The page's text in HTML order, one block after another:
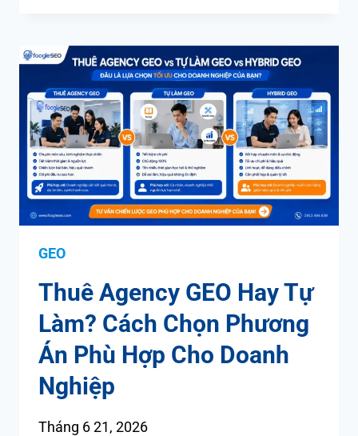
GEO
Thuê Agency GEO Hay Tự
Làm? Cách Chọn Phương
Án Phù Hợp Cho Doanh
Nghiệp
Tháng 6 21, 2026